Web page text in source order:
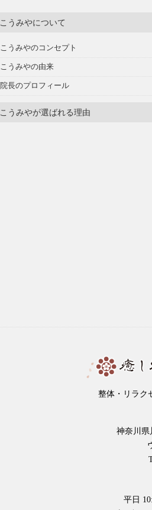
こうみやについて
こうみやのコンセプト
こうみやの由来
院長のプロフィール
こうみやが選ばれる理由
整体・リラク
神奈川県
平日